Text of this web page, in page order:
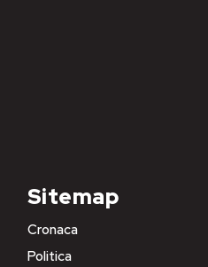
Sitemap
Cronaca
Politica